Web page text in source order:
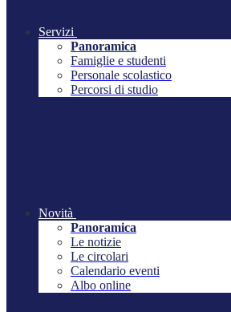
Servizi
Panoramica
Famiglie e studenti
Personale scolastico
Percorsi di studio
Novità
Panoramica
Le notizie
Le circolari
Calendario eventi
Albo online